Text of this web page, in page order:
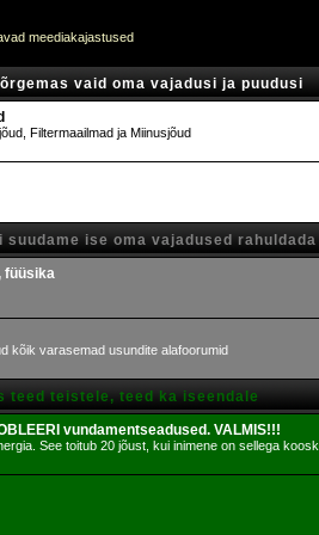
meediakajastused
vaid oma vajadusi ja puudusi
Filtermaailmad ja Miinusjõud
ise oma vajadused rahuldada
füüsika
kõik varasemad usundite alafoorumid
teed teistele, teed ka iseendale
vundamentseadused. VALMIS!!!
See toitub 20 jõust, kui inimene on sellega